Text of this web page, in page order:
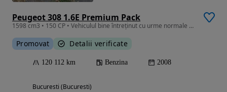
Peugeot 308 1.6E Premium Pack
1598 cm3 • 150 CP • Vehiculul bine întreținut cu urme normale uzura, proprietar din 2014
Promovat Detalii verificate
120 112 km Benzina 2008
Bucuresti (Bucuresti)